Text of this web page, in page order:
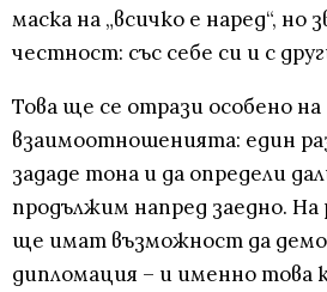
маска на „всичко е наред“, но
честност: със себе си и с
Това ще се отрази особено на
взаимоотношенията: един
зададе тона и да определи
продължим напред заедно.
ще имат възможност да
дипломация – и именно това